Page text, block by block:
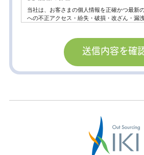
当社は、お客さまの個人情報を正確かつ最新
への不正アクセス・紛失・破損・改ざん・漏
個人情報の利用目的
お客さまからお預かりした個人情報は、当社
案内やご質問に対する回答として、電子メー
当社は、お客さまよりお預かりした個人情報
お客さまの同意がある場合
お客さまが希望されるサービスを行なうため
業者に対して開示する場合。